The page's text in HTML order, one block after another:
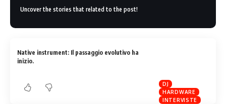
Uncover the stories that related to the post!
DJ
HARDWARE
INTERVISTE
Native instrument: Il passaggio evolutivo ha
inizio.